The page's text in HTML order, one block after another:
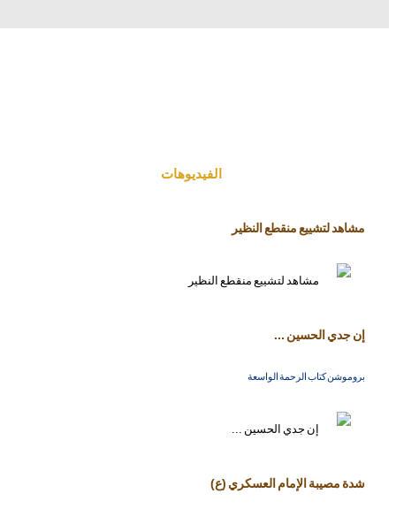
الفیدیوهات
مشاهد لتشييع منقطع النظير
إن جدي الحسين ...
بروموشن كتاب الرحمة الواسعة
شدة مصيبة الإمام العسكري (ع)